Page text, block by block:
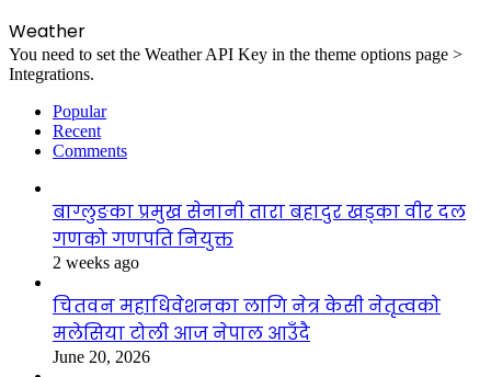
Weather
You need to set the Weather API Key in the theme options page >
Integrations.
Popular
Recent
Comments
बाग्लुङका प्रमुख सेनानी तारा बहादुर खड्का वीर दल
गणको गणपति नियुक्त
2 weeks ago
चितवन महाधिवेशनका लागि नेत्र केसी नेतृत्वको
मलेसिया टोली आज नेपाल आउँदै
June 20, 2026